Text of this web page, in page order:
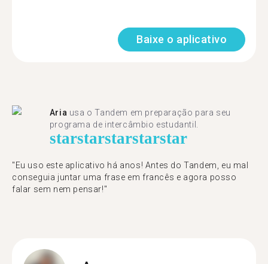
Baixe o aplicativo
Aria usa o Tandem em preparação para seu
programa de intercâmbio estudantil.
starstarstarstarstar
"​​Eu uso este aplicativo há anos! Antes do Tandem, eu mal
conseguia juntar uma frase em francês e agora posso
falar sem nem pensar!"